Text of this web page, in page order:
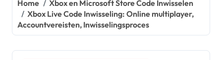
Home
Xbox en Microsoft Store Code Inwisselen
Xbox Live Code Inwisseling: Online multiplayer,
Accountvereisten, Inwisselingsproces